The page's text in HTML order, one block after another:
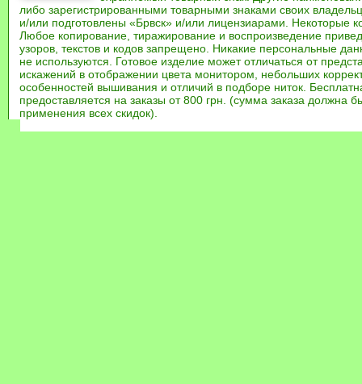
либо зарегистрированными товарными знаками своих
и/или подготовлены «Брвск» и/или лицензиарами. Некоторые
Любое копирование, тиражирование и воспроизведение
узоров, текстов и кодов запрещено. Никакие персональные
не используются. Готовое изделие может отличаться от
искажений в отображении цвета монитором, небольших
особенностей вышивания и отличий в подборе ниток.
предоставляется на заказы от 800 грн. (сумма заказа должна
применения всех скидок).